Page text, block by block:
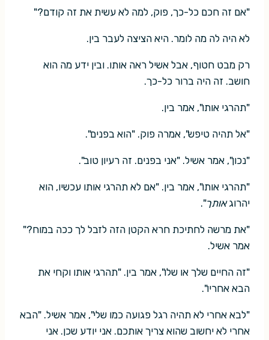
"אם זה חכם כל-כך, פוק, למה לא עשית את זה קודם?"
לא היה לה מה לומר. היא הציצה לעבר בין.
רק מבט חטוף, אבל אשיל ראה אותו. ובין ידע מה הוא
חושב. זה היה ברור כל-כך.
"תהרגי אותו", אמר בין.
"אל תהיה טיפש", אמרה פוק. "הוא בפנים".
"נכון", אמר אשיל. "אני בפנים. זה רעיון טוב".
"תהרגי אותו", אמר בין. "אם לא תהרגי אותו עכשיו, הוא
יהרוגאותך".
"את מרשה לחתיכת חרא הקטן הזה לזבל לך ככה במוח?"
אמר אשיל.
"זה החיים שלך או שלו", אמר בין. "תהרגי אותו וקחי את
הבא אחריו".
"לבא אחרי לא תהיה רגל פגועה כמו שלי", אמר אשיל. "הבא
אחרי לא יחשוב שהוא צריך אותכם. אני יודע שכן. אני